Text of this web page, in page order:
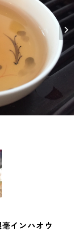
インハオウ